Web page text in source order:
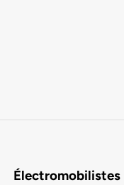
Électromobilistes